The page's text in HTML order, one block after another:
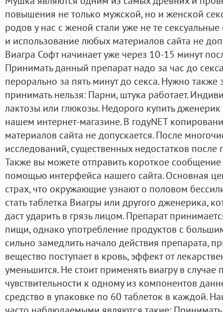
повышения не только мужской, но и женской
родов у нас с женой стали уже не те
и использование любых материалов сайта не
Виагра Софт начинает уже через 10-15 минут
Принимать данный препарат надо за час до
перорально за пять минут до секса. Нужно
принимать нельзя: Парни, штука работает.
лактозы или глюкозы. Недорого купить
нашем интернет-магазине. В годуNET
материалов сайта не допускается. После
исследований, существенных недостатков
Также вы можете отправить короткое сообщение
помощью интерфейса нашего сайта. Основная
страх, что окружающие узнают о половом
стать таблетка Виагры или другого дженерика,
даст ударить в грязь лицом. Препарат
пищи, однако употребление продуктов с
сильно замедлить начало действия препарата,
вещество поступает в кровь, эффект от
уменьшится. Не стоит применять виагру в
чувствительности к одному из компонентов
средство в упаковке по 60 таблеток в каждой.